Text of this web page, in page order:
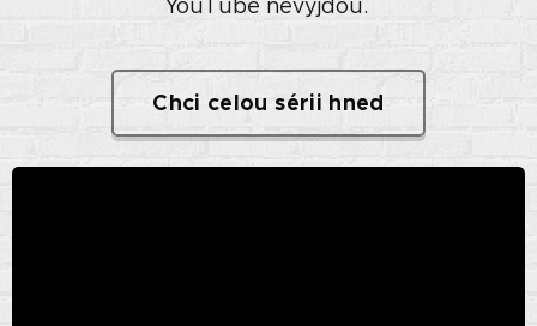
YouTube nevyjdou.
Chci celou sérii hned